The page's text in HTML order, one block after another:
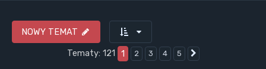
NOWY TEMAT
Tematy: 121
1 2 3 4 5